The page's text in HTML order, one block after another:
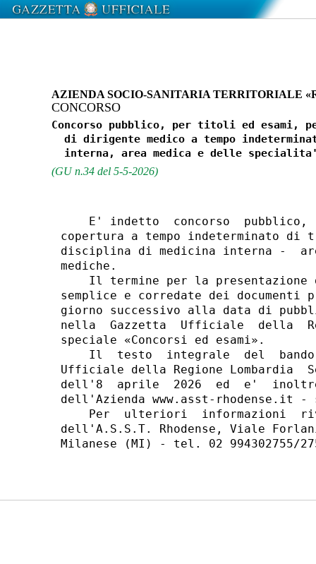
AZIENDA SOCIO-SANITARIA TERRITORIALE
CONCORSO
Concorso pubblico, per titoli ed esami,
di dirigente medico a tempo
(GU n.34 del 5-5-2026)
E' indetto  concorso  pubblico,
copertura a tempo indeterminato
disciplina di medicina interna -
mediche.
Il termine per la presentazione
semplice e corredate dei
giorno successivo alla data di
nella  Gazzetta  Ufficiale  della
speciale «Concorsi ed esami».
Il  testo  integrale  del
Ufficiale della Regione Lombardia
dell'8  aprile  2026  ed  e'
dell'Azienda www.asst-rhodense.it
Per  ulteriori  informazioni
dell'A.S.S.T. Rhodense, Viale
Milanese (MI) - tel. 02 994302755/